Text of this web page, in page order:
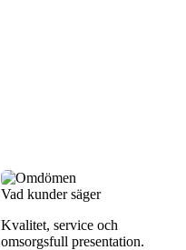
Vad kunder säger
Kvalitet, service och
omsorgsfull presentation.